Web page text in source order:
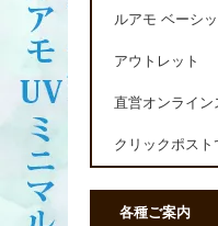
ルアモ ベーシ
アウトレット
直営オンライン
クリックポス
各種ご案内